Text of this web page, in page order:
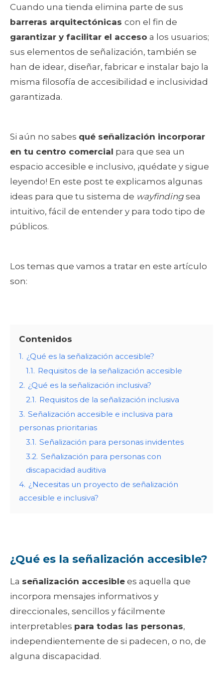
Cuando una tienda elimina parte de sus
barreras arquitectónicas con el fin de
garantizar y facilitar el acceso a los usuarios;
sus elementos de señalización, también se
han de idear, diseñar, fabricar e instalar bajo la
misma filosofía de accesibilidad e inclusividad
garantizada.
Si aún no sabes qué señalización incorporar
en tu centro comercial para que sea un
espacio accesible e inclusivo, ¡quédate y sigue
leyendo! En este post te explicamos algunas
ideas para que tu sistema de wayfinding sea
intuitivo, fácil de entender y para todo tipo de
públicos.
Los temas que vamos a tratar en este artículo
son:
Contenidos
1. ¿Qué es la señalización accesible?
1.1. Requisitos de la señalización accesible
2. ¿Qué es la señalización inclusiva?
2.1. Requisitos de la señalización inclusiva
3. Señalización accesible e inclusiva para
personas prioritarias
3.1. Señalización para personas invidentes
3.2. Señalización para personas con
discapacidad auditiva
4. ¿Necesitas un proyecto de señalización
accesible e inclusiva?
¿Qué es la señalización accesible?
La señalización accesible es aquella que
incorpora mensajes informativos y
direccionales, sencillos y fácilmente
interpretables para todas las personas,
independientemente de si padecen, o no, de
alguna discapacidad.